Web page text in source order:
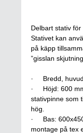
Delbart stativ för
Stativet kan
på käpp
”gisslan
· Bredd,
· Höjd: 600
stativpinne som
hög.
· Bas:
montage på tex